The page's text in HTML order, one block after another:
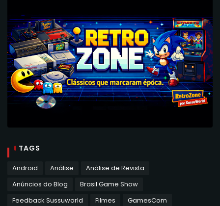
TAGS
Android Análise
Análise de Revista
Anúncios do Blog
Brasil Game Show
Feedback Sussuworld
Filmes
GamesCom